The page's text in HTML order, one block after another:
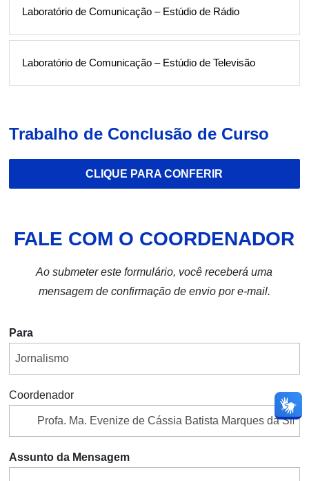
Laboratório de Comunicação – Estúdio de Rádio
Laboratório de Comunicação – Estúdio de Televisão
Trabalho de Conclusão de Curso
CLIQUE PARA CONFERIR
FALE COM O COORDENADOR
Ao submeter este formulário, você receberá uma
mensagem de confirmação de envio por e-mail.
Para
Coordenador
Assunto da Mensagem